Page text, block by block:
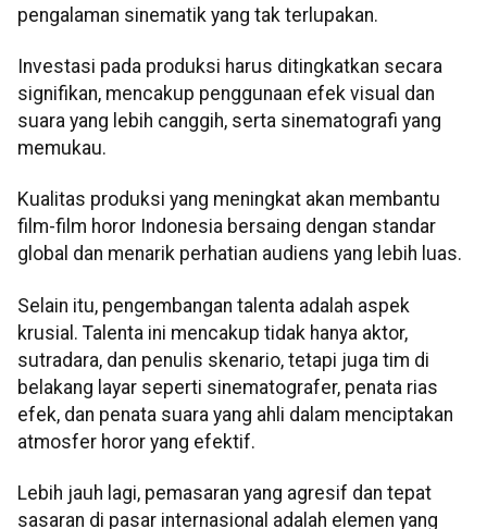
pengalaman sinematik yang tak terlupakan.
Investasi pada produksi harus ditingkatkan secara
signifikan, mencakup penggunaan efek visual dan
suara yang lebih canggih, serta sinematografi yang
memukau.
Kualitas produksi yang meningkat akan membantu
film-film horor Indonesia bersaing dengan standar
global dan menarik perhatian audiens yang lebih luas.
Selain itu, pengembangan talenta adalah aspek
krusial. Talenta ini mencakup tidak hanya aktor,
sutradara, dan penulis skenario, tetapi juga tim di
belakang layar seperti sinematografer, penata rias
efek, dan penata suara yang ahli dalam menciptakan
atmosfer horor yang efektif.
Lebih jauh lagi, pemasaran yang agresif dan tepat
sasaran di pasar internasional adalah elemen yang